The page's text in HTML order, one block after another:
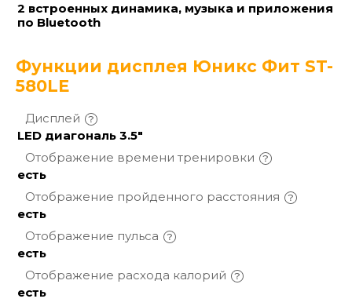
2 встроенных динамика, музыка и приложения
по Bluetooth
Функции дисплея Юникс Фит ST-
580LE
Дисплей
LED диагональ 3.5"
Отображение времени тренировки
есть
Отображение пройденного расстояния
есть
Отображение пульса
есть
Отображение расхода калорий
есть